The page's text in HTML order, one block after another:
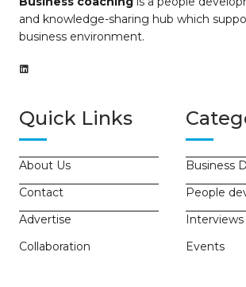
and knowledge-sharing hub which
business environment.
Quick Links
About Us
Contact
Advertise
Collaboration
Business
People
Interviews
Events